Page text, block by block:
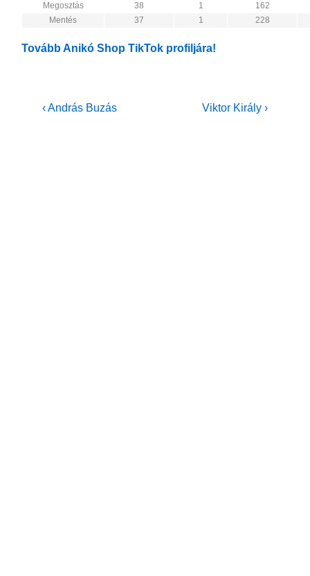
Megosztás
38 1
162
Mentés
37 1 228
Tovább Anikó Shop TikTok profiljára!
Bejegyzés
Previous
‹ András Buzás
Next
Viktor Király ›